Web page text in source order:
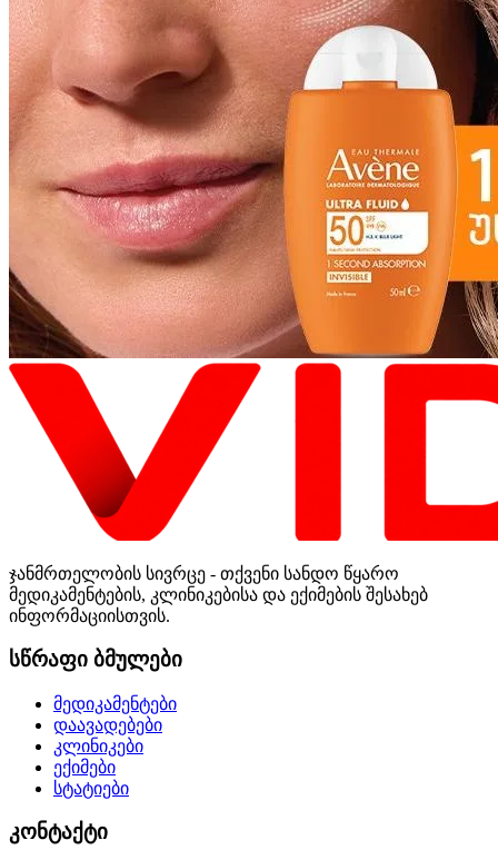
ჯანმრთელობის სივრცე - თქვენი სანდო წყარო
მედიკამენტების, კლინიკებისა და ექიმების შესახებ
ინფორმაციისთვის.
სწრაფი ბმულები
მედიკამენტები
დაავადებები
კლინიკები
ექიმები
სტატიები
კონტაქტი